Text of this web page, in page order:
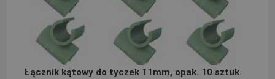
Łącznik kątowy do tyczek 11mm, opak. 10 sztuk